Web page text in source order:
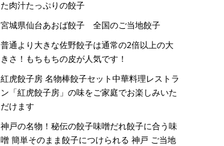
た肉汁たっぷりの餃子
宮城県仙台あおば餃子 全国のご当地餃子
普通より大きな佐野餃子は通常の2倍以上の大
きさ！もちもちの皮が人気です！
紅虎餃子房 名物棒餃子セット中華料理レストラ
ン「紅虎餃子房」の味をご家庭でお楽しみいた
だけます
神戸の名物！秘伝の餃子味噌だれ餃子に合う味
噌 簡単そのまま餃子につけられる 神戸 ご当地